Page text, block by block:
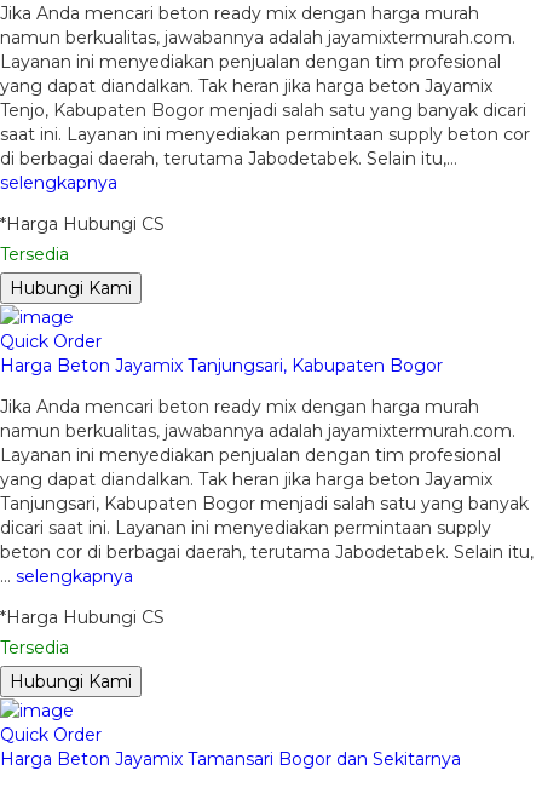
Jika Anda mencari beton ready mix dengan harga murah
namun berkualitas, jawabannya adalah jayamixtermurah.com.
Layanan ini menyediakan penjualan dengan tim profesional
yang dapat diandalkan. Tak heran jika harga beton Jayamix
Tenjo, Kabupaten Bogor menjadi salah satu yang banyak dicari
saat ini. Layanan ini menyediakan permintaan supply beton cor
di berbagai daerah, terutama Jabodetabek. Selain itu,…
selengkapnya
*Harga Hubungi CS
Tersedia
Hubungi Kami
Quick Order
Harga Beton Jayamix Tanjungsari, Kabupaten Bogor
Jika Anda mencari beton ready mix dengan harga murah
namun berkualitas, jawabannya adalah jayamixtermurah.com.
Layanan ini menyediakan penjualan dengan tim profesional
yang dapat diandalkan. Tak heran jika harga beton Jayamix
Tanjungsari, Kabupaten Bogor menjadi salah satu yang banyak
dicari saat ini. Layanan ini menyediakan permintaan supply
beton cor di berbagai daerah, terutama Jabodetabek. Selain itu,
… selengkapnya
*Harga Hubungi CS
Tersedia
Hubungi Kami
Quick Order
Harga Beton Jayamix Tamansari Bogor dan Sekitarnya